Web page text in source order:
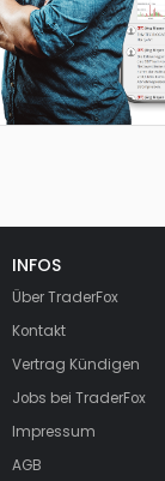
INFOS
Über TraderFox
Kontakt
Vertrag Kündigen
Jobs bei TraderFox
Impressum
AGB